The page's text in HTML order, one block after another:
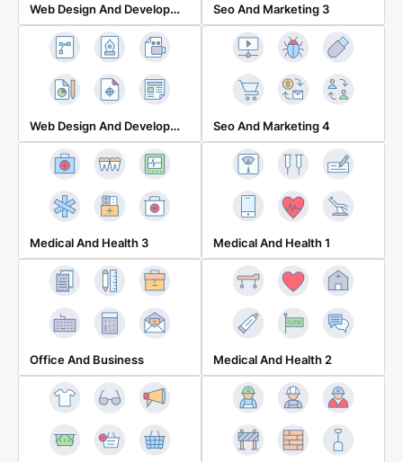
Web Design And Development 2 Seo And Marketing 3
Web Design And Development 1 Seo And Marketing 4
Medical And Health 3 Medical And Health 1
Office And Business Medical And Health 2